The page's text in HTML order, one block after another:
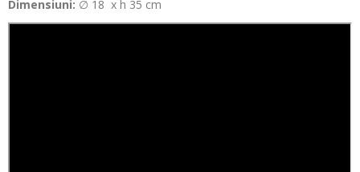
Dimensiuni: ∅ 18 x h 35 cm